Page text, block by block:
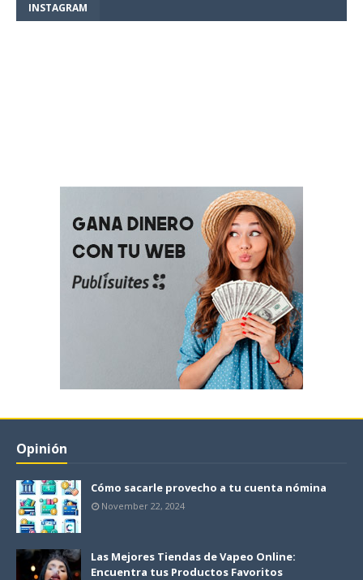
INSTAGRAM
Opinión
Cómo sacarle provecho a tu cuenta nómina
November 22, 2024
Las Mejores Tiendas de Vapeo Online:
Encuentra tus Productos Favoritos